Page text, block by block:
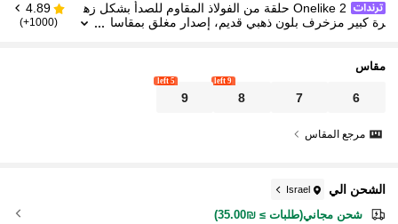
Onelike 2 حلقة من الفولاذ المقاوم للصدأ بشكل زه
رة كبير مزخرف بلون ذهبي قديم، إصدار مغلق بمقاسا
4.89
(1000+)
مقاس
6
7
8
9 left
9
5 left
مرجع المقاس
الشحن الي Israel
شحن مجاني(طلبات ≥ ₪35.00)